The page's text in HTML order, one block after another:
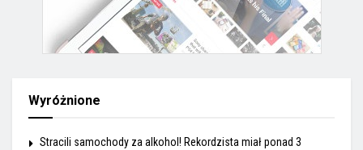
Wyróżnione
Stracili samochody za alkohol! Rekordzista miał ponad 3